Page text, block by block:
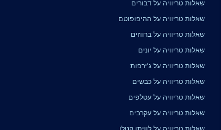
שאלות טריוויה על דבורים
שאלות טריוויה על ההיפופוטם
שאלות טריוויה על ברווזים
שאלות טריוויה על יונים
שאלות טריוויה על ג'ירפות
שאלות טריוויה על כבשים
שאלות טריוויה על עטלפים
שאלות טריוויה על עקרבים
שאלות טריוויה על לוויתן קטלן